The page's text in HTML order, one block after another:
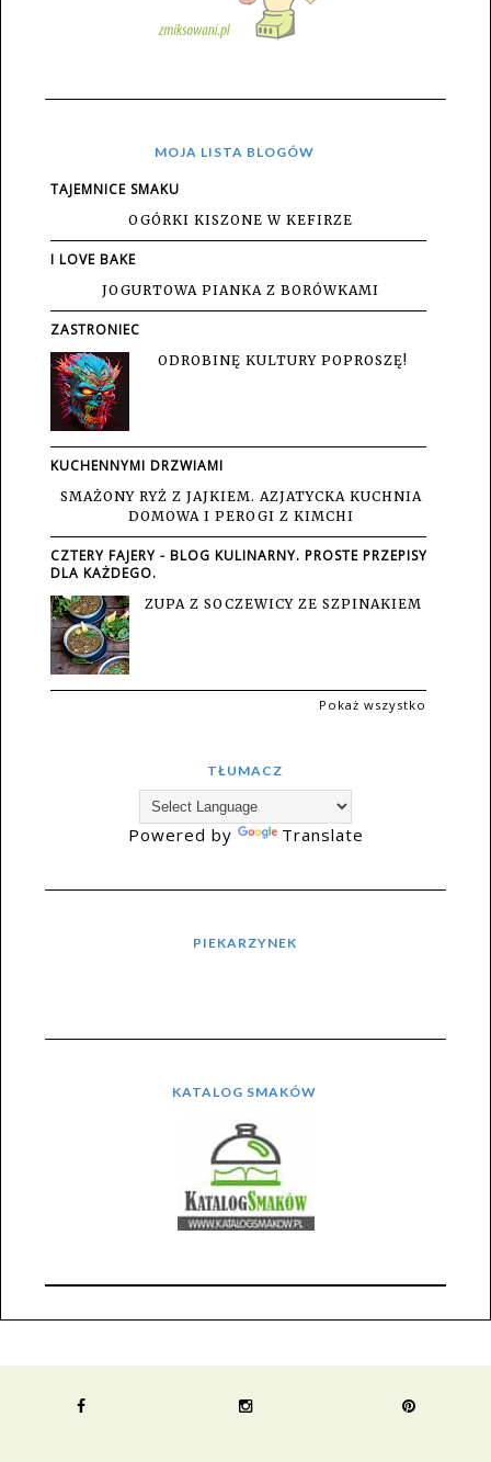
MOJA LISTA BLOGÓW
TAJEMNICE SMAKU
OGÓRKI KISZONE W KEFIRZE
I LOVE BAKE
JOGURTOWA PIANKA Z BORÓWKAMI
ZASTRONIEC
ODROBINĘ KULTURY POPROSZĘ!
KUCHENNYMI DRZWIAMI
SMAŻONY RYŻ Z JAJKIEM. AZJATYCKA KUCHNIA
DOMOWA I PEROGI Z KIMCHI
CZTERY FAJERY - BLOG KULINARNY. PROSTE PRZEPISY
DLA KAŻDEGO.
ZUPA Z SOCZEWICY ZE SZPINAKIEM
Pokaż wszystko
TŁUMACZ
Powered by Translate
PIEKARZYNEK
KATALOG SMAKÓW